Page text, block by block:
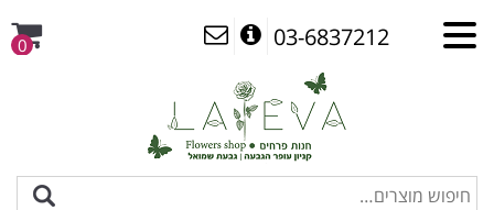
03-6837212
0